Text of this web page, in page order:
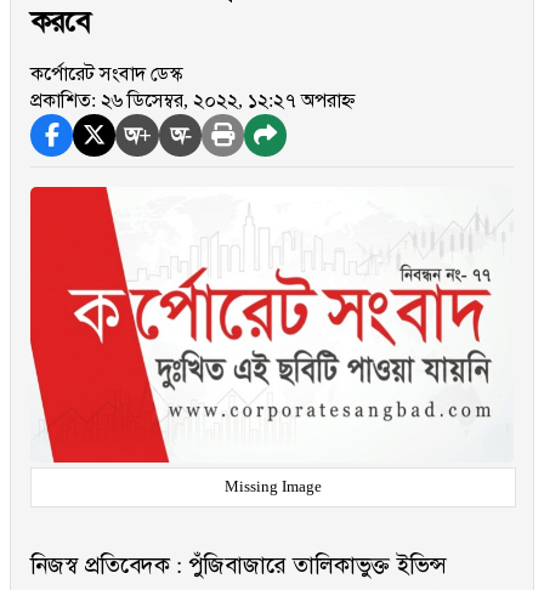
করবে
কর্পোরেট সংবাদ ডেস্ক
প্রকাশিত: ২৬ ডিসেম্বর, ২০২২, ১২:২৭ অপরাহ্ন
অ+ অ-
Missing Image
নিজস্ব প্রতিবেদক : পুঁজিবাজারে তালিকাভুক্ত ইভিন্স